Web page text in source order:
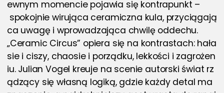
ewnym momencie pojawia się kontrapunkt –
spokojnie wirująca ceramiczna kula, przyciągają
ca uwagę i wprowadzająca chwilę oddechu.
„Ceramic Circus” opiera się na kontrastach: hała
sie i ciszy, chaosie i porządku, lekkości i zagrożen
iu. Julian Vogel kreuje na scenie autorski świat rz
ądzący się własną logiką, gdzie każdy detal ma